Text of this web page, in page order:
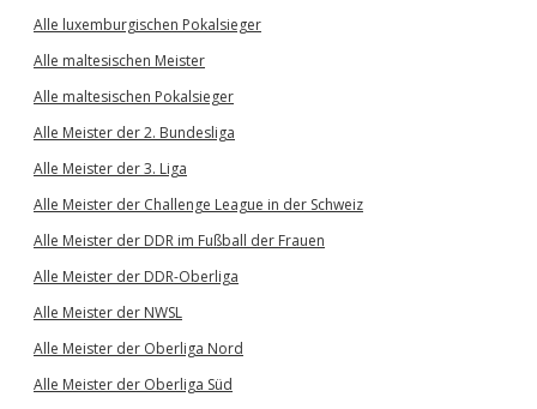
Alle luxemburgischen Pokalsieger
Alle maltesischen Meister
Alle maltesischen Pokalsieger
Alle Meister der 2. Bundesliga
Alle Meister der 3. Liga
Alle Meister der Challenge League in der Schweiz
Alle Meister der DDR im Fußball der Frauen
Alle Meister der DDR-Oberliga
Alle Meister der NWSL
Alle Meister der Oberliga Nord
Alle Meister der Oberliga Süd